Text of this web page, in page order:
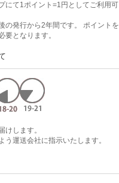
にて1ポイント=1円としてご利用可
の発行から2年間です。 ポイントを
要となります。
けします。
う運送会社に指示いたします。